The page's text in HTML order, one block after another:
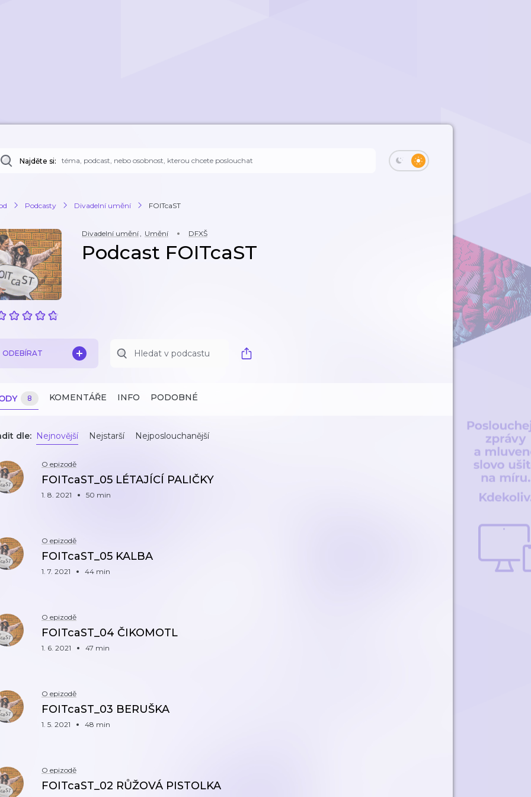
Najděte si:
Podcasty Divadelní umění FOITcaST
Divadelní umění, Umění DFXŠ
Podcast FOITcaST
ODEBÍRAT
8 KOMENTÁŘE INFO PODOBNÉ
dle: Nejnovější Nejstarší Nejposlouchanější
O epizodě
FOITcaST_05 LÉTAJÍCÍ PALIČKY
1. 8. 2021 50 min
O epizodě
FOITcaST_05 KALBA
1. 7. 2021 44 min
O epizodě
FOITcaST_04 ČIKOMOTL
1. 6. 2021 47 min
O epizodě
FOITcaST_03 BERUŠKA
1. 5. 2021 48 min
O epizodě
FOITcaST_02 RŮŽOVÁ PISTOLKA